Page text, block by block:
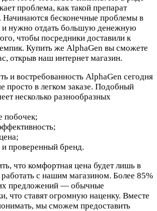
проблема, как такой препарат
Начинаются бесконечные проблемы в
и нужно отдать большую денежную
чтобы посредники доставили к
Купить же AlphaGen вы сможете
открыв наш интернет магазин.
и востребованность AlphaGen сегодня
просто в легком заказе. Подобный
несколько разнообразных
побочек;
проверенный бренд.
что комфортная цена будет лишь в
работать с нашим магазином. Более 85%
предложений — обычные
что ставят огромную наценку. Вместе
мы сможем предоставить